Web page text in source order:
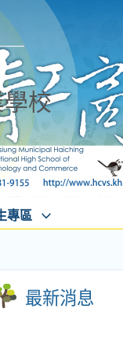
校
專區
最新消息